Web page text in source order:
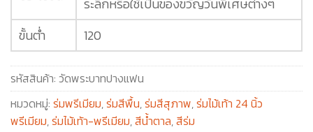
ขั้นต่ำ
120
รหัสสินค้า: วัดพระบาทปางแฟน
หมวดหมู่: ร่มพรีเมียม,ร่มสีพื้น,ร่มสีสุภาพ,ร่มไม้เท้า 24 นิ้ว
พรีเมียม,ร่มไม้เท้า-พรีเมียม,สีน้ำตาล,สีร่ม